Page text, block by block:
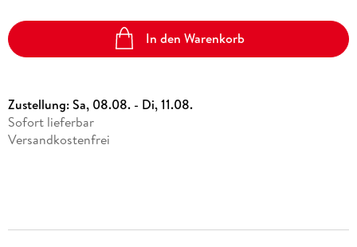
In den Warenkorb
Zustellung:Sa, 08.08. - Di, 11.08.
Sofort lieferbar
Versandkostenfrei